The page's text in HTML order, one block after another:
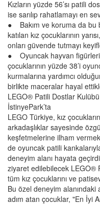
Kızların yüzde 56’sı patili
ise sarılıp rahatlamayı en
● Bakım ve koruma da bu
katılan kız çocuklarının
onları güvende tutmayı
● Oyuncak hayvan figürleri
çocuklarının yüzde 38’i
kurmalarına yardımcı
birlikte maceralar hayal
LEGO® Patili Dostlar
İstinyePark’ta
LEGO Türkiye, kız
arkadaşlıklar sayesinde
keşfetmelerine ilham
de oyuncak patili
deneyim alanı hayata
ziyaret edilebilecek LEGO®
tüm kız çocuklarını ve
Bu özel deneyim
adım atan çocuklar, "En İyi